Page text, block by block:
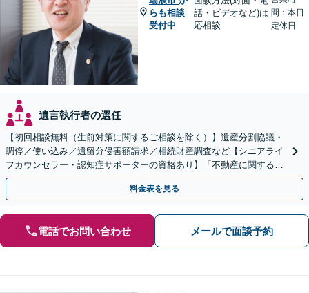
らも相談
受付中
話・ビデオなど)は
応相談
間：本日
定休日
遺言執行者の選任
【初回相談無料（生前対策に関するご相談を除く）】遺産分割協議・
調停／使い込み／遺留分侵害額請求／相続財産調査など【シニアライ
フカウンセラー・認知症サポーターの資格あり】「不動産に関する相
続もお任せください」【当日・夜間相談可（要相談）】
料金表を見る
電話でお問い合わせ メールで面談予約